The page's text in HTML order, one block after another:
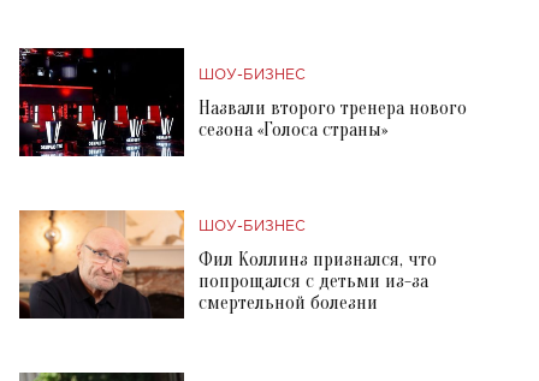
ШОУ-БИЗНЕС
Назвали второго тренера нового
сезона «Голоса страны»
ШОУ-БИЗНЕС
Фил Коллинз признался, что
попрощался с детьми из-за
смертельной болезни